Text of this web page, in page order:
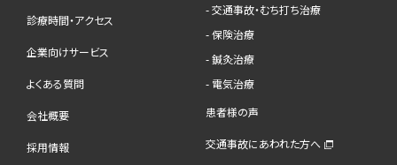
診療時間・アクセス
企業向けサービス
よくある質問
会社概要
採用情報
- 交通事故・むち打ち治療
- 保険治療
- 鍼灸治療
- 電気治療
患者様の声
交通事故にあわれた方へ